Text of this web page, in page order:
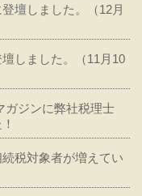
壇しました。（12月
しました。（11月10
ガジンに弊社税理士
税対象者が増えてい